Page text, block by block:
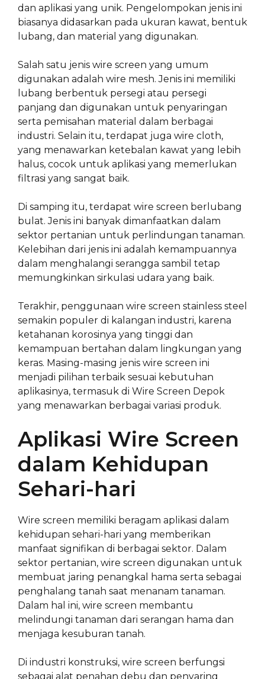
dan aplikasi yang unik. Pengelompokan jenis ini
biasanya didasarkan pada ukuran kawat, bentuk
lubang, dan material yang digunakan.
Salah satu jenis wire screen yang umum
digunakan adalah wire mesh. Jenis ini memiliki
lubang berbentuk persegi atau persegi
panjang dan digunakan untuk penyaringan
serta pemisahan material dalam berbagai
industri. Selain itu, terdapat juga wire cloth,
yang menawarkan ketebalan kawat yang lebih
halus, cocok untuk aplikasi yang memerlukan
filtrasi yang sangat baik.
Di samping itu, terdapat wire screen berlubang
bulat. Jenis ini banyak dimanfaatkan dalam
sektor pertanian untuk perlindungan tanaman.
Kelebihan dari jenis ini adalah kemampuannya
dalam menghalangi serangga sambil tetap
memungkinkan sirkulasi udara yang baik.
Terakhir, penggunaan wire screen stainless steel
semakin populer di kalangan industri, karena
ketahanan korosinya yang tinggi dan
kemampuan bertahan dalam lingkungan yang
keras. Masing-masing jenis wire screen ini
menjadi pilihan terbaik sesuai kebutuhan
aplikasinya, termasuk di Wire Screen Depok
yang menawarkan berbagai variasi produk.
Aplikasi Wire Screen
dalam Kehidupan
Sehari-hari
Wire screen memiliki beragam aplikasi dalam
kehidupan sehari-hari yang memberikan
manfaat signifikan di berbagai sektor. Dalam
sektor pertanian, wire screen digunakan untuk
membuat jaring penangkal hama serta sebagai
penghalang tanah saat menanam tanaman.
Dalam hal ini, wire screen membantu
melindungi tanaman dari serangan hama dan
menjaga kesuburan tanah.
Di industri konstruksi, wire screen berfungsi
sebagai alat penahan debu dan penyaring